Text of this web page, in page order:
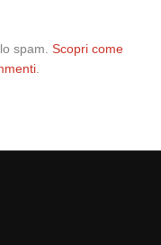
lo spam.Scopri come